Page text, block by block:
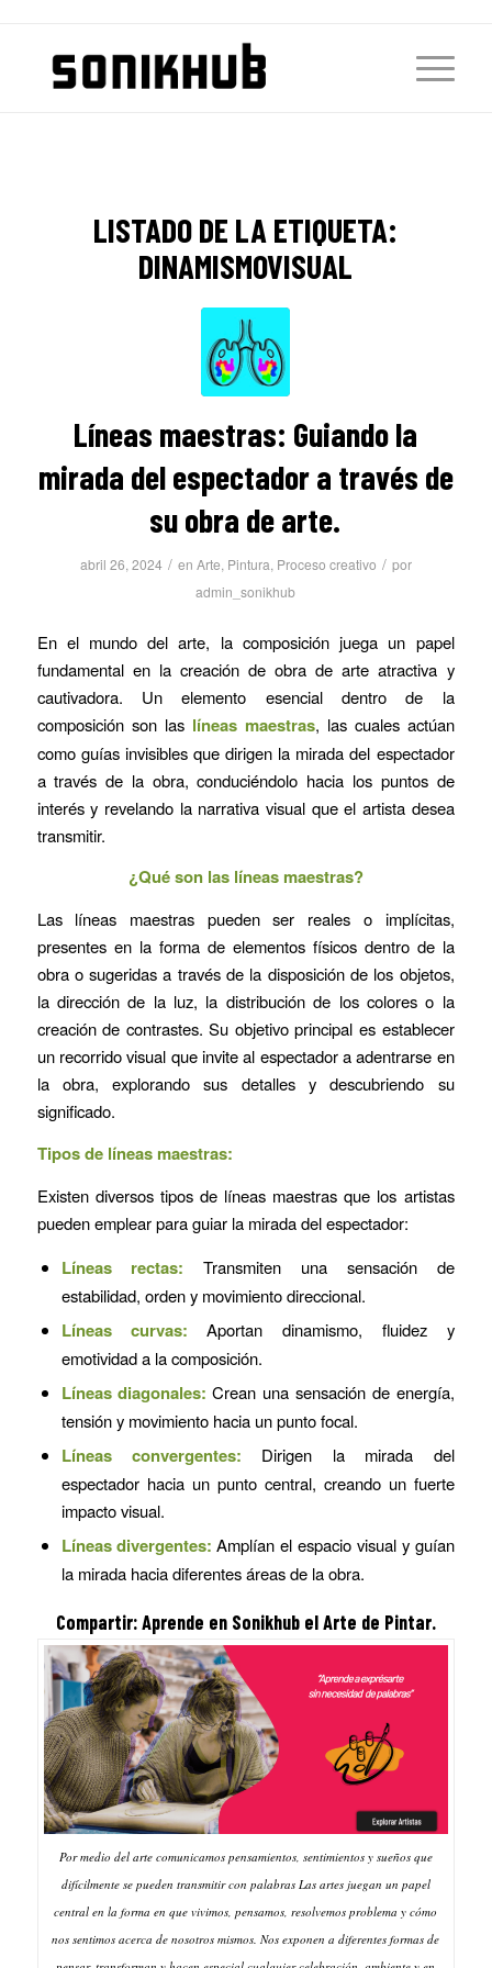
LISTADO DE LA ETIQUETA:
DINAMISMOVISUAL
Líneas maestras: Guiando la
mirada del espectador a través de
su obra de arte.
abril 26, 2024 / en Arte, Pintura, Proceso creativo / por
admin_sonikhub
En el mundo del arte, la composición juega un papel
fundamental en la creación de obra de arte atractiva y
cautivadora. Un elemento esencial dentro de la
composición son las líneas maestras, las cuales actúan
como guías invisibles que dirigen la mirada del espectador
a través de la obra, conduciéndolo hacia los puntos de
interés y revelando la narrativa visual que el artista desea
transmitir.
¿Qué son las líneas maestras?
Las líneas maestras pueden ser reales o implícitas,
presentes en la forma de elementos físicos dentro de la
obra o sugeridas a través de la disposición de los objetos,
la dirección de la luz, la distribución de los colores o la
creación de contrastes. Su objetivo principal es establecer
un recorrido visual que invite al espectador a adentrarse en
la obra, explorando sus detalles y descubriendo su
significado.
Tipos de líneas maestras:
Existen diversos tipos de líneas maestras que los artistas
pueden emplear para guiar la mirada del espectador:
Líneas rectas: Transmiten una sensación de
estabilidad, orden y movimiento direccional.
Líneas curvas: Aportan dinamismo, fluidez y
emotividad a la composición.
Líneas diagonales: Crean una sensación de energía,
tensión y movimiento hacia un punto focal.
Líneas convergentes: Dirigen la mirada del
espectador hacia un punto central, creando un fuerte
impacto visual.
Líneas divergentes: Amplían el espacio visual y guían
la mirada hacia diferentes áreas de la obra.
Compartir: Aprende en Sonikhub el Arte de Pintar.
Por medio del arte comunicamos pensamientos, sentimientos y sueños que
difícilmente se pueden transmitir con palabras Las artes juegan un papel
central en la forma en que vivimos, pensamos, resolvemos problema y cómo
nos sentimos acerca de nosotros mismos. Nos exponen a diferentes formas de